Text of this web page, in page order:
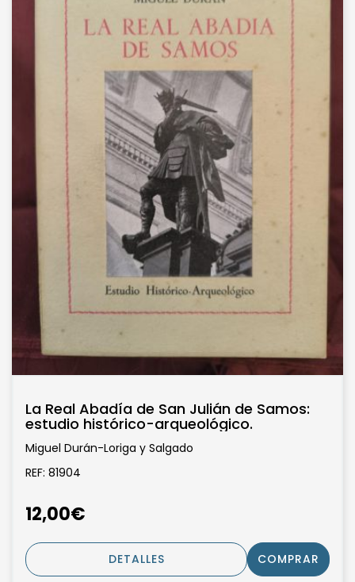
La Real Abadía de San Julián de Samos:
estudio histórico-arqueológico.
Miguel Durán-Loriga y Salgado
REF: 81904
12,00€
DETALLES COMPRAR